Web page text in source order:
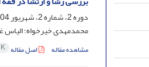
دوره 2، شماره 2، شهریور 1404، صفحه
محمدمهدی خیرخواه؛ الیاس
مشاهده مقاله اصل مقاله